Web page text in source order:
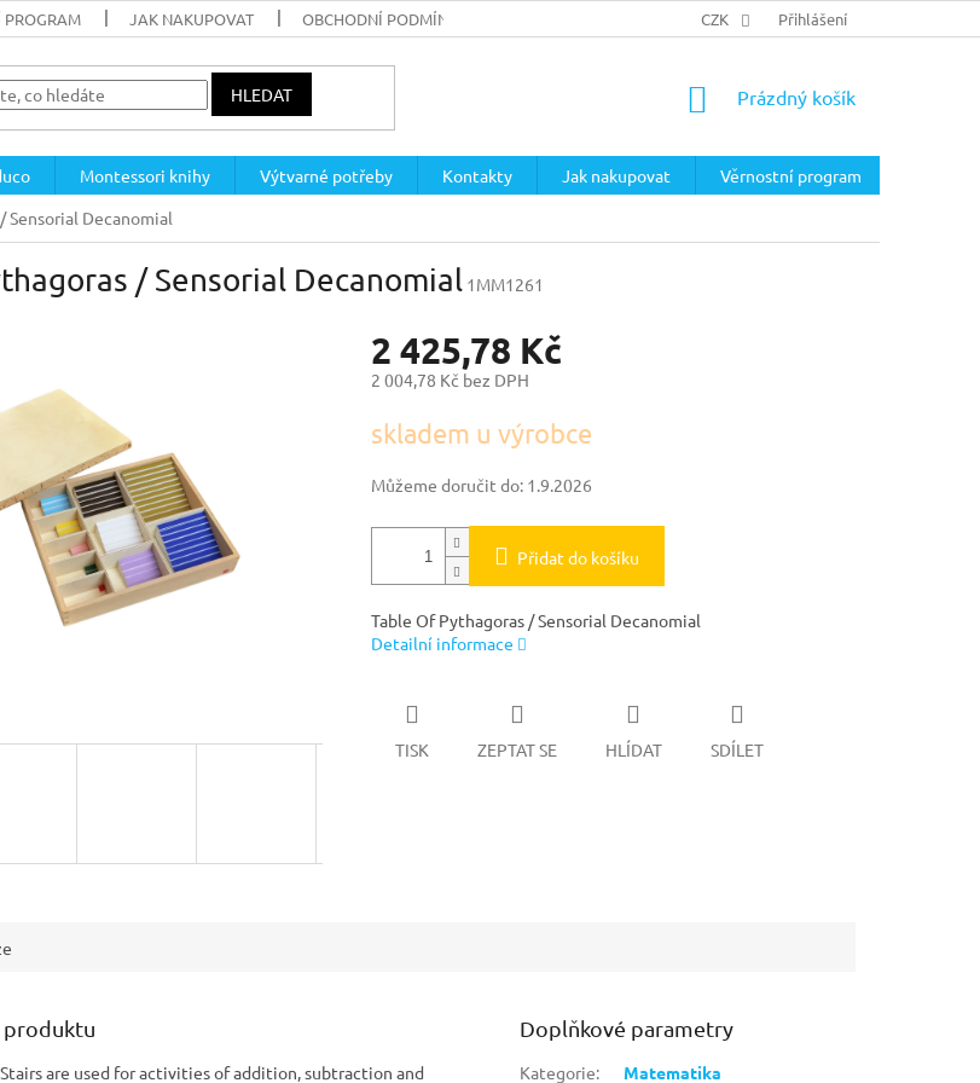
PROGRAM JAK NAKUPOVAT OBCHODNÍ PODMÍNKY PODMÍNKY OCHRANY OSOBNÍCH ÚDAJŮ
CZK Přihlášení
HLEDAT
NÁKUPNÍ
Prázdný košík
Montessori knihy Výtvarné potřeby Kontakty Jak nakupovat
Věrnostní program
Sensorial Decanomial
/ Sensorial Decanomial 1MM1261
2 425,78 Kč
2 004,78 Kč bez DPH
cena:
skladem u výrobce
Můžeme doručit do: 1.9.2026
Přidat do košíku
Table Of Pythagoras / Sensorial Decanomial
Detailní informace
TISK ZEPTAT SE HLÍDAT SDÍLET
are used for activities of addition, subtraction and
Doplňkové parametry
Kategorie:
Matematika